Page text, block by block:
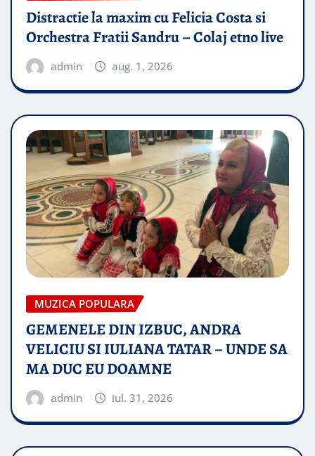
Distractie la maxim cu Felicia Costa si
Orchestra Fratii Sandru – Colaj etno live
admin aug. 1, 2026
MUZICA POPULARA
GEMENELE DIN IZBUC, ANDRA
VELICIU SI IULIANA TATAR – UNDE SA
MA DUC EU DOAMNE
admin iul. 31, 2026